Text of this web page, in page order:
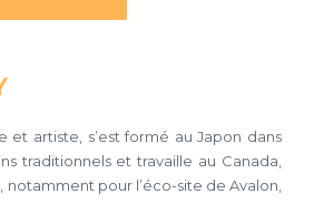
et artiste, s’est formé au Japon dans
traditionnels et travaille au Canada,
notamment pour l’éco-site de Avalon,